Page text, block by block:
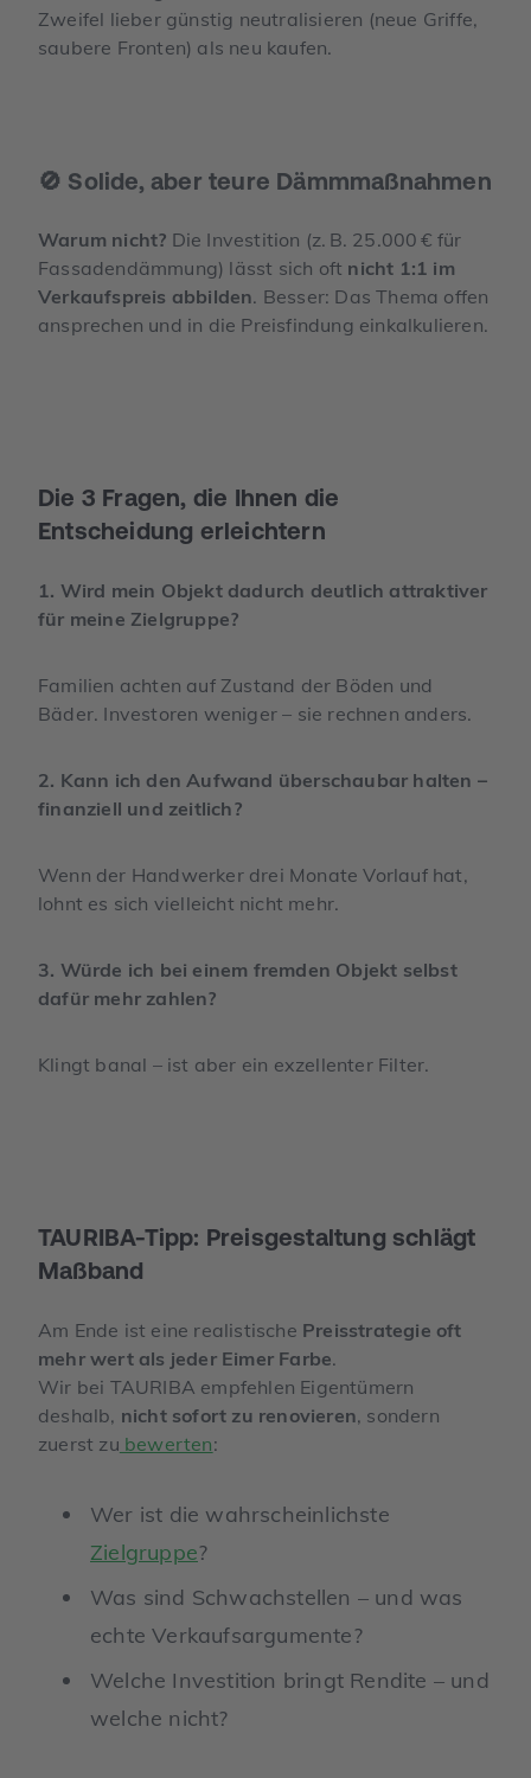
Zweifel lieber günstig neutralisieren (neue Griffe,
saubere Fronten) als neu kaufen.
🚫 Solide, aber teure Dämmmaßnahmen
Warum nicht? Die Investition (z. B. 25.000 € für
Fassadendämmung) lässt sich oft nicht 1:1 im
Verkaufspreis abbilden. Besser: Das Thema offen
ansprechen und in die Preisfindung einkalkulieren.
Die 3 Fragen, die Ihnen die
Entscheidung erleichtern
1. Wird mein Objekt dadurch deutlich attraktiver
für meine Zielgruppe?
Familien achten auf Zustand der Böden und
Bäder. Investoren weniger – sie rechnen anders.
2. Kann ich den Aufwand überschaubar halten –
finanziell und zeitlich?
Wenn der Handwerker drei Monate Vorlauf hat,
lohnt es sich vielleicht nicht mehr.
3. Würde ich bei einem fremden Objekt selbst
dafür mehr zahlen?
Klingt banal – ist aber ein exzellenter Filter.
TAURIBA-Tipp: Preisgestaltung schlägt
Maßband
Am Ende ist eine realistische Preisstrategie oft
mehr wert als jeder Eimer Farbe.
Wir bei TAURIBA empfehlen Eigentümern
deshalb, nicht sofort zu renovieren, sondern
zuerst zu bewerten:
Wer ist die wahrscheinlichste
Zielgruppe?
Was sind Schwachstellen – und was
echte Verkaufsargumente?
Welche Investition bringt Rendite – und
welche nicht?